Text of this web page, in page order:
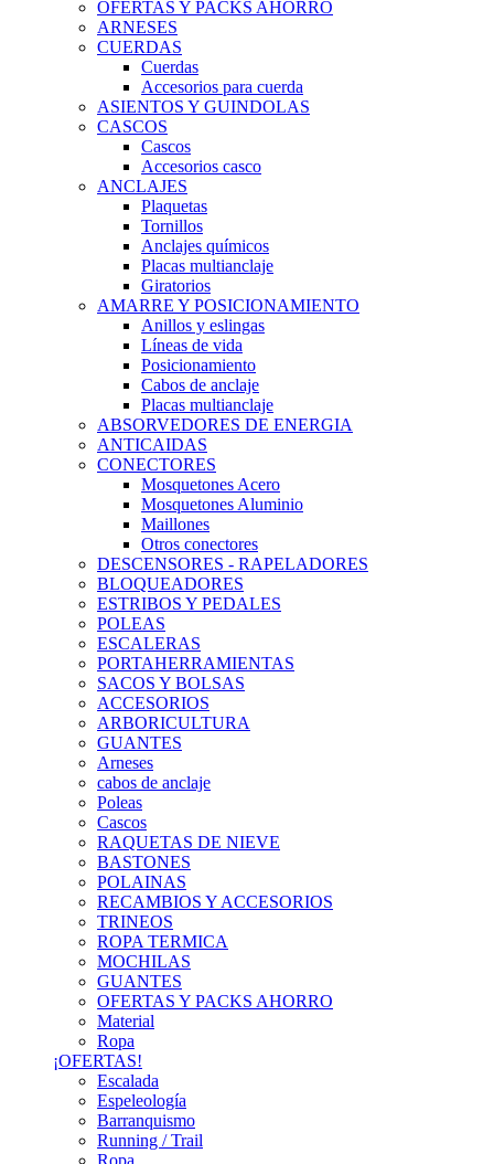
OFERTAS Y PACKS AHORRO
ARNESES
CUERDAS
Cuerdas
Accesorios para cuerda
ASIENTOS Y GUINDOLAS
CASCOS
Cascos
Accesorios casco
ANCLAJES
Plaquetas
Tornillos
Anclajes químicos
Placas multianclaje
Giratorios
AMARRE Y POSICIONAMIENTO
Anillos y eslingas
Líneas de vida
Posicionamiento
Cabos de anclaje
Placas multianclaje
ABSORVEDORES DE ENERGIA
ANTICAIDAS
CONECTORES
Mosquetones Acero
Mosquetones Aluminio
Maillones
Otros conectores
DESCENSORES - RAPELADORES
BLOQUEADORES
ESTRIBOS Y PEDALES
POLEAS
ESCALERAS
PORTAHERRAMIENTAS
SACOS Y BOLSAS
ACCESORIOS
ARBORICULTURA
GUANTES
Arneses
cabos de anclaje
Poleas
Cascos
RAQUETAS DE NIEVE
BASTONES
POLAINAS
RECAMBIOS Y ACCESORIOS
TRINEOS
ROPA TERMICA
MOCHILAS
GUANTES
OFERTAS Y PACKS AHORRO
Material
Ropa
¡OFERTAS!
Escalada
Espeleología
Barranquismo
Running / Trail
Ropa